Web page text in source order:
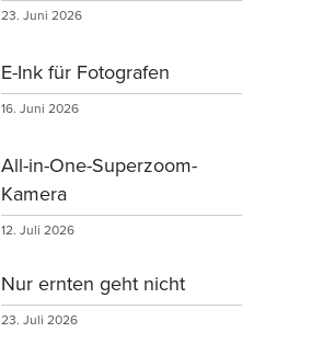
23. Juni 2026
E-Ink für Fotografen
16. Juni 2026
All-in-One-Superzoom-
Kamera
12. Juli 2026
Nur ernten geht nicht
23. Juli 2026